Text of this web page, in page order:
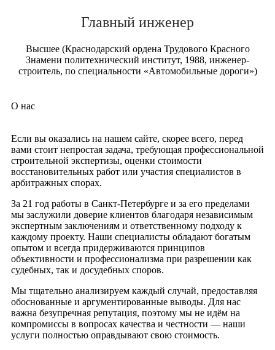
Главный инженер
Высшее (Краснодарский ордена Трудового Красного
Знамени политехнический институт, 1988, инженер-
строитель, по специальности «Автомобильные дороги»)
О нас
Если вы оказались на нашем сайте, скорее всего, перед
вами стоит непростая задача, требующая профессиональной
строительной экспертизы, оценки стоимости
восстановительных работ или участия специалистов в
арбитражных спорах.
За 21 год работы в Санкт-Петербурге и за его пределами
мы заслужили доверие клиентов благодаря независимым
экспертным заключениям и ответственному подходу к
каждому проекту. Наши специалисты обладают богатым
опытом и всегда придерживаются принципов
объективности и профессионализма при разрешении как
судебных, так и досудебных споров.
Мы тщательно анализируем каждый случай, предоставляя
обоснованные и аргументированные выводы. Для нас
важна безупречная репутация, поэтому мы не идём на
компромиссы в вопросах качества и честности — наши
услуги полностью оправдывают свою стоимость.